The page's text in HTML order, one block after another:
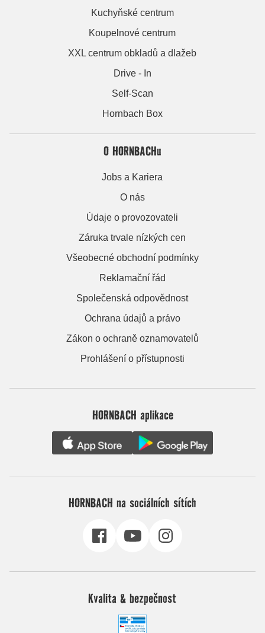
Kuchyňské centrum
Koupelnové centrum
XXL centrum obkladů a dlažeb
Drive - In
Self-Scan
Hornbach Box
O HORNBACHu
Jobs a Kariera
O nás
Údaje o provozovateli
Záruka trvale nízkých cen
Všeobecné obchodní podmínky
Reklamační řád
Společenská odpovědnost
Ochrana údajů a právo
Zákon o ochraně oznamovatelů
Prohlášení o přístupnosti
HORNBACH aplikace
HORNBACH na sociálních sítích
Kvalita & bezpečnost